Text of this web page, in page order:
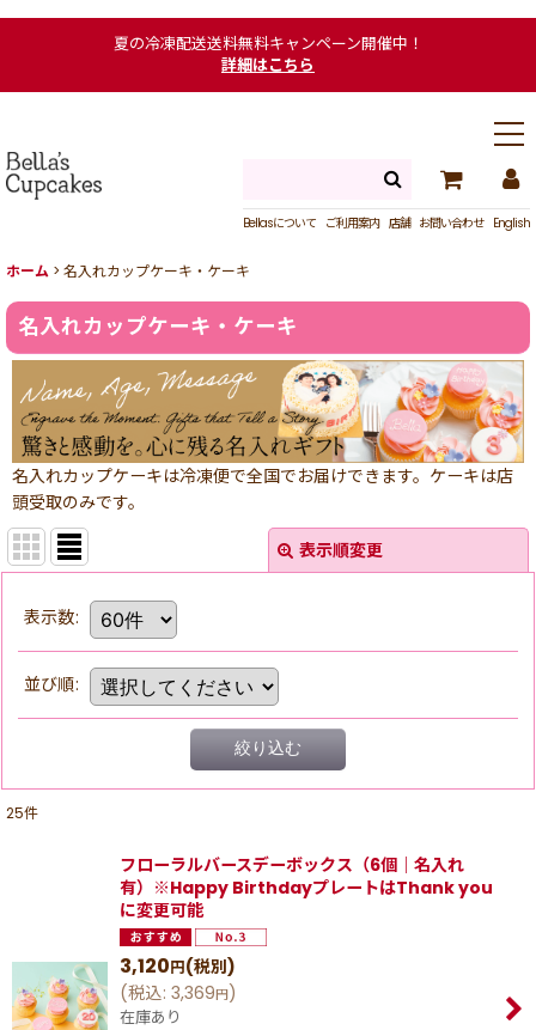
夏の冷凍配送送料無料キャンペーン開催中！
詳細はこちら
Bellasについて ご利用案内 店舗 お問い合わせ English
ホーム > 名入れカップケーキ・ケーキ
名入れカップケーキ・ケーキ
名入れカップケーキは冷凍便で全国でお届けできます。ケーキは店
頭受取のみです。
表示順変更
表示数:
並び順:
絞り込む
25件
フローラルバースデーボックス（6個｜名入れ
有）※Happy BirthdayプレートはThank you
に変更可能
3,120円(税別)
(税込: 3,369円)
在庫あり